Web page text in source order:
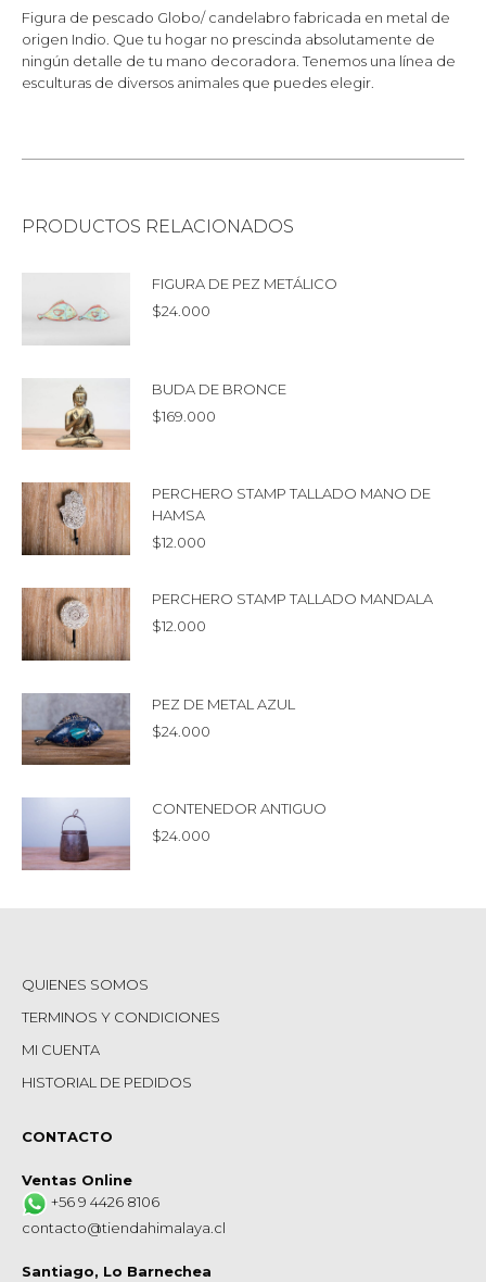
Figura de pescado Globo/ candelabro fabricada en metal de
origen Indio. Que tu hogar no prescinda absolutamente de
ningún detalle de tu mano decoradora. Tenemos una línea de
esculturas de diversos animales que puedes elegir.
PRODUCTOS RELACIONADOS
FIGURA DE PEZ METÁLICO
$24.000
BUDA DE BRONCE
$169.000
PERCHERO STAMP TALLADO MANO DE
HAMSA
$12.000
PERCHERO STAMP TALLADO MANDALA
$12.000
PEZ DE METAL AZUL
$24.000
CONTENEDOR ANTIGUO
$24.000
QUIENES SOMOS
TERMINOS Y CONDICIONES
MI CUENTA
HISTORIAL DE PEDIDOS
CONTACTO
Ventas Online
+56 9 4426 8106
contacto@tiendahimalaya.cl
Santiago, Lo Barnechea